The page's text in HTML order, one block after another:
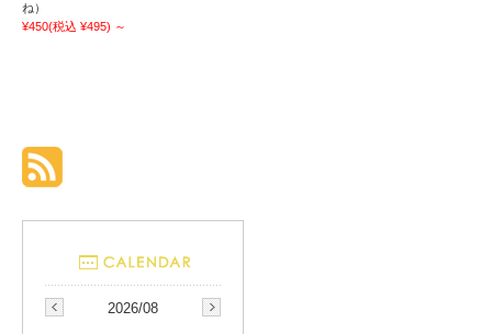
ね）
¥450(税込 ¥495) ～
2026/08